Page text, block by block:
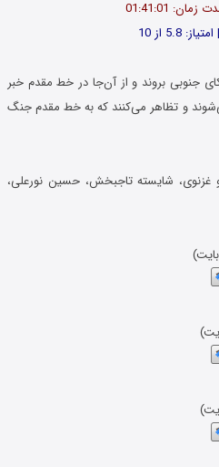
01:41:01
جنوبی بروند و از آن‌جا در خط مقدم خبر
و تظاهر می‌کنند که به خط مقدم جنگ
غزنوی، شایسته تاجبخش، حسین نورعلی،